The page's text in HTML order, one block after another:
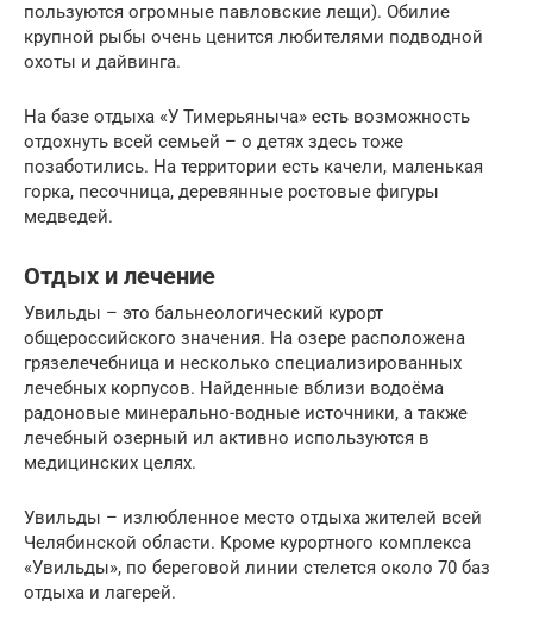
пользуются огромные павловские лещи). Обилие
крупной рыбы очень ценится любителями подводной
охоты и дайвинга.
На базе отдыха «У Тимерьяныча» есть возможность
отдохнуть всей семьей – о детях здесь тоже
позаботились. На территории есть качели, маленькая
горка, песочница, деревянные ростовые фигуры
медведей.
Отдых и лечение
Увильды – это бальнеологический курорт
общероссийского значения. На озере расположена
грязелечебница и несколько специализированных
лечебных корпусов. Найденные вблизи водоёма
радоновые минерально-водные источники, а также
лечебный озерный ил активно используются в
медицинских целях.
Увильды – излюбленное место отдыха жителей всей
Челябинской области. Кроме курортного комплекса
«Увильды», по береговой линии стелется около 70 баз
отдыха и лагерей.